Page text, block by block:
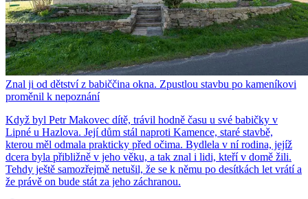
Znal ji od dětství z babiččina okna. Zpustlou stavbu po kameníkovi
proměnil k nepoznání
Když byl Petr Makovec dítě, trávil hodně času u své babičky v
Lipné u Hazlova. Její dům stál naproti Kamence, staré stavbě,
kterou měl odmala prakticky před očima. Bydlela v ní rodina, jejíž
dcera byla přibližně v jeho věku, a tak znal i lidi, kteří v domě žili.
Tehdy ještě samozřejmě netušil, že se k němu po desítkách let vrátí a
že právě on bude stát za jeho záchranou.